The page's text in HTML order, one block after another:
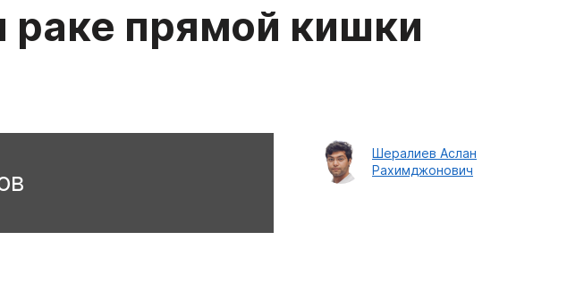
раке прямой кишки
Шералиев Аслан
Рахимджонович